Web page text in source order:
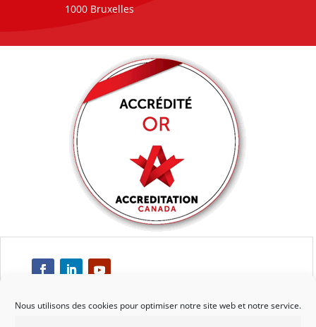
Nous utilisons des cookies pour optimiser notre site web et notre service.
1000 Bruxelles